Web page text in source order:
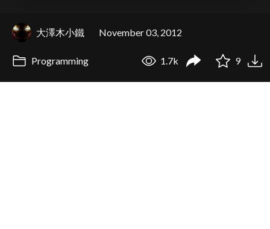
大澤木小鐵 November 03, 2012
Programming 1.7k 9